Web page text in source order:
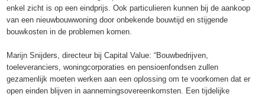
enkel zicht is op een eindprijs. Ook particulieren kunnen bij de aankoop
van een nieuwbouwwoning door onbekende bouwtijd en stijgende
bouwkosten in de problemen komen.
Marijn Snijders, directeur bij Capital Value: “Bouwbedrijven,
toeleveranciers, woningcorporaties en pensioenfondsen zullen
gezamenlijk moeten werken aan een oplossing om te voorkomen dat er
open einden blijven in aannemingsovereenkomsten. Een tijdelijke